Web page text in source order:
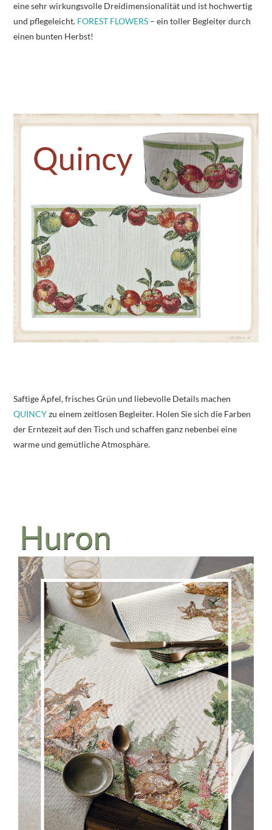
eine sehr wirkungsvolle Dreidimensionalität und ist hochwertig
und pflegeleicht. FOREST FLOWERS – ein toller Begleiter durch
einen bunten Herbst!
Saftige Äpfel, frisches Grün und liebevolle Details machen
QUINCYzu einem zeitlosen Begleiter. Holen Sie sich die Farben
der Erntezeit auf den Tisch und schaffen ganz nebenbei eine
warme und gemütliche Atmosphäre.